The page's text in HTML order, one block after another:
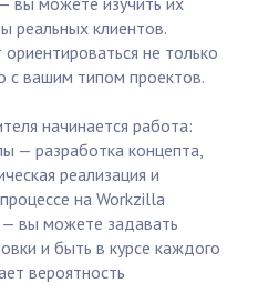
реальных клиентов.
не только
с вашим типом проектов.
начинается работа:
— разработка концепта,
реализация и
на Workzilla
— вы можете задавать
и быть в курсе каждого
вероятность